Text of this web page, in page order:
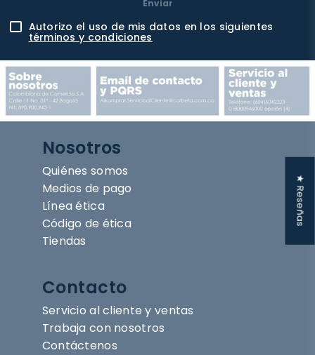
Enviar
Autorizo el uso de mis datos en los siguientes
términos y condiciones
Nosotros
Quiénes somos
Medios de pago
Línea ética
Código de ética
Tiendas
Contacto
Servicio al cliente y ventas
Trabaja con nosotros
Contáctenos
★ Reseñas